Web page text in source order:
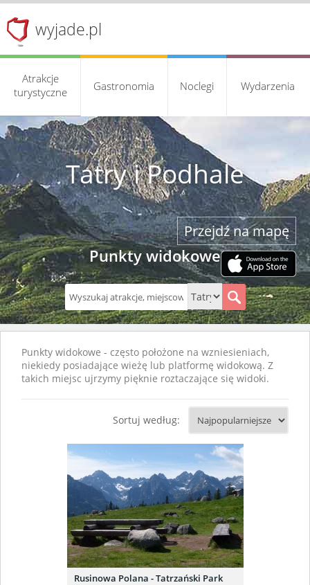
wyjade.pl
Atrakcje
turystyczne
Gastronomia Noclegi Wydarzenia
Tatry i Podhale
Punkty widokowe
Przejdź na mapę
Punkty widokowe - często położone na wzniesieniach,
niekiedy posiadające wieżę lub platformę widokową. Z
takich miejsc ujrzymy pięknie roztaczające się widoki.
Sortuj według:
Rusinowa Polana - Tatrzański Park